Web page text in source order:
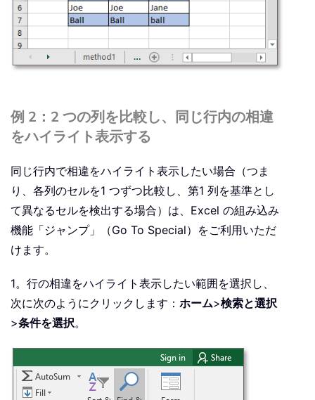
例 2：2 つの列を比較し、同じ行内の相違
をハイライト表示する
同じ行内で相違をハイライト表示したい場合（つま
り、各列のセルを1 つずつ比較し、第1 列を基準とし
て異なるセルを検出する場合）は、Excel の組み込み
機能「ジャンプ」（Go To Special）をご利用いただ
けます。
1。行の相違をハイライト表示したい範囲を選択し、
次に次のようにクリックします： ホーム>検索と選択
>条件を選択。